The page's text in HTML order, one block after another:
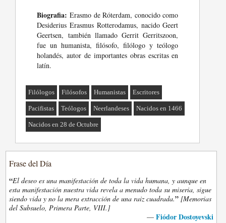
Biografia: Erasmo de Róterdam, conocido como
Desiderius Erasmus Rotterodamus, nacido Geert
Geertsen, también llamado Gerrit Gerritszoon,
fue un humanista, filósofo, filólogo y teólogo
holandés, autor de importantes obras escritas en
latín.
Filólogos Filósofos Humanistas Escritores
Pacifistas Teólogos Neerlandeses Nacidos en 1466
Nacidos en 28 de Octubre
Frase del Día
“El deseo es una manifestación de toda la vida humana, y aunque en
esta manifestación nuestra vida revela a menudo toda su miseria, sigue
siendo vida y no la mera extracción de una raiz cuadrada.” [Memorias
del Subsuelo, Primera Parte, VIII.]
— Fiódor Dostoyevski